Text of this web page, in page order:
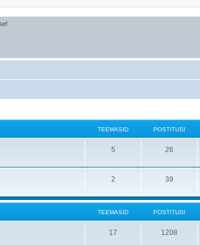
TEEMASID POSTITUSI
5 26
2 39
TEEMASID POSTITUSI
17 1208